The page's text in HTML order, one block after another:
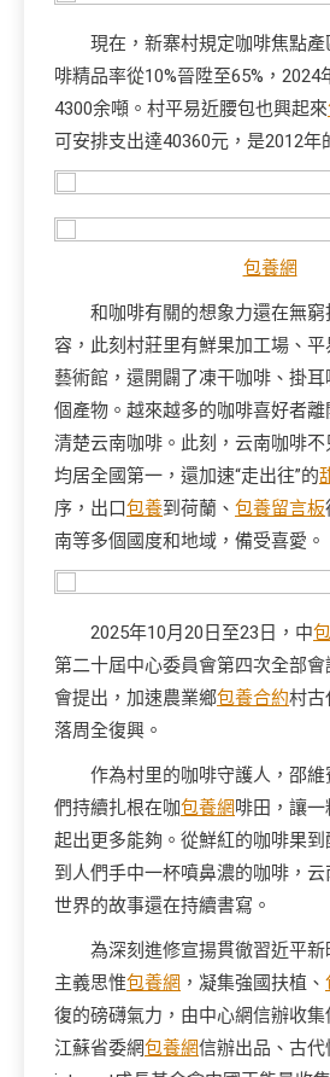
現在，新寨村規定咖啡焦點產
啡精品率從10%晉陞至65%，
4300余噸。村平易近腰包也興起來
可安排支出達40360元，是2012年
包養網
和咖啡有關的想象力還在無
容，此刻村莊里有鮮果加工場、
藝術館，還開闢了凍干咖啡、掛耳
個產物。越來越多的咖啡喜好者
清楚云南咖啡。此刻，云南咖啡
均居全國第一，還加速“走出往”的
序，出口包養到荷蘭、 包養留言板
南等多個國度和地域，備受喜愛。
2025年10月20日至23日，中
第二十屆中心委員會第四次全部
會提出，加速農業鄉包養合約村古
落周全復興。
作為村里的咖啡守護人，邵維
們持續扎根在咖包養網啡田，讓
起出更多能夠。從鮮紅的咖啡果
到人們手中一杯噴鼻濃的咖啡，云
世界的故事還在持續書寫。
為深刻進修宣揚貫徹習近平
主義思惟包養網 ，凝集強國扶植、
復的磅礴氣力，由中心網信辦收
江蘇省委網包養網信辦出品、古代